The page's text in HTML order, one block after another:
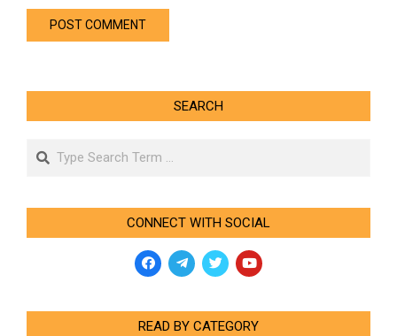
SEARCH
Search
CONNECT WITH SOCIAL
READ BY CATEGORY